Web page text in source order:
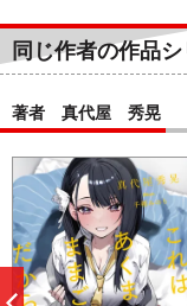
同じ作者の作品
著者 真代屋 秀晃